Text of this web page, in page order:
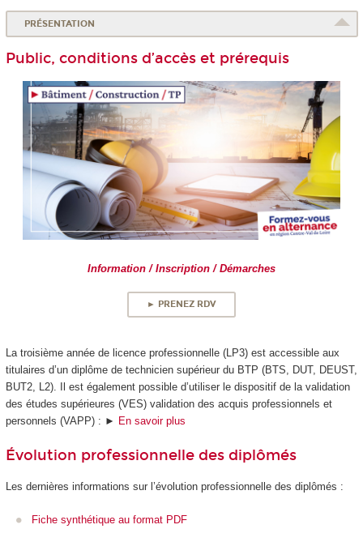
PRÉSENTATION
Public, conditions d’accès et prérequis
Information / Inscription / Démarches
► PRENEZ RDV
La troisième année de licence professionnelle (LP3) est accessible aux
titulaires d’un diplôme de technicien supérieur du BTP (BTS, DUT, DEUST,
BUT2, L2). Il est également possible d’utiliser le dispositif de la validation
des études supérieures (VES) validation des acquis professionnels et
personnels (VAPP) : ► En savoir plus
Évolution professionnelle des diplômés
Les dernières informations sur l’évolution professionnelle des diplômés :
Fiche synthétique au format PDF